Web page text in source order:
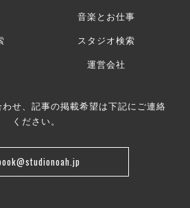
音楽とお仕事
スタジオ検索
運営会社
せ、記事の掲載希望は下記にご連絡
ください。